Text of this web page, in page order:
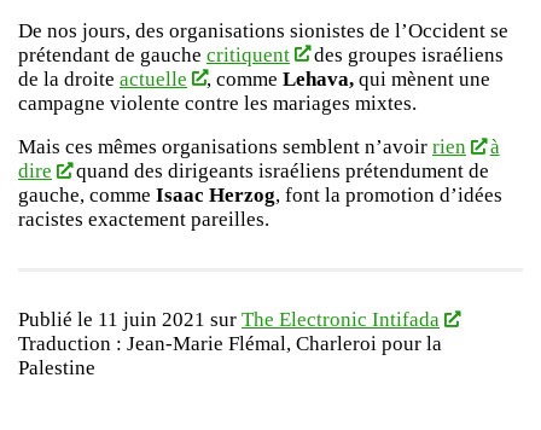
De nos jours, des organisations sionistes de l’Occident se
prétendant de gauche critiquent
des groupes israéliens
de la droite actuelle , comme Lehava,qui mènent une
campagne violente contre les mariages mixtes.
Mais ces mêmes organisations semblent n’avoir rien
à
dire
quand des dirigeants israéliens prétendument de
gauche, comme Isaac Herzog, font la promotion d’idées
racistes exactement pareilles.
Publié le 11 juin 2021 sur The Electronic Intifada
Traduction : Jean-Marie Flémal, Charleroi pour la
Palestine